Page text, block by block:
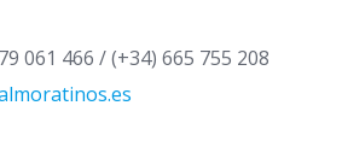
061 466 / (+34) 665 755 208